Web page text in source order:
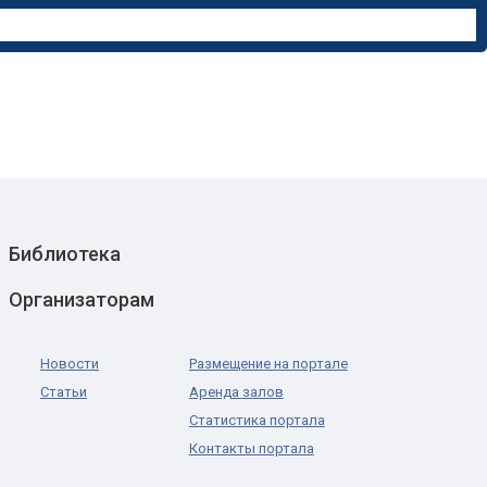
Библиотека
Новости
Статьи
Организаторам
Размещение на портале
Аренда залов
Статистика портала
Контакты портала